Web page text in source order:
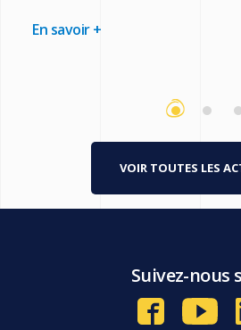
En savoir +
VOIR TOUTES LES
Suivez-nous